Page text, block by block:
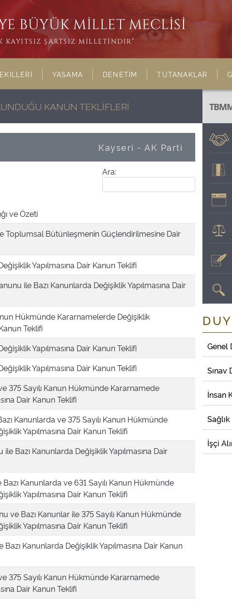
BÜYÜK MİLLET MECLİSİ
KAYITSIZ ŞARTSIZ MİLLETİNDİR”
YASAMA DENETİM TUTANAKLAR
KANUN TEKLİFLERİ
Kayseri - AK Parti
Ara:
ve Özeti
Toplumsal Bütünleşmenin Güçlendirilmesine Dair
Yapılmasına Dair Kanun Teklifi
ile Bazı Kanunlarda Değişiklik Yapılmasına Dair
Hükmünde Kararnamelerde Değişiklik
Teklifi
Yapılmasına Dair Kanun Teklifi
Yapılmasına Dair Kanun Teklifi
375 Sayılı Kanun Hükmünde Kararnamede
Dair Kanun Teklifi
Kanunlarda ve 375 Sayılı Kanun Hükmünde
Yapılmasına Dair Kanun Teklifi
Bazı Kanunlarda Değişiklik Yapılmasına Dair
Bazı Kanunlarda ve 631 Sayılı Kanun Hükmünde
Yapılmasına Dair Kanun Teklifi
ve Bazı Kanunlar ile 375 Sayılı Kanun Hükmünde
Yapılmasına Dair Kanun Teklifi
Bazı Kanunlarda Değişiklik Yapılmasına Dair Kanun
375 Sayılı Kanun Hükmünde Kararnamede
Dair Kanun Teklifi
Genel
Sınav
İnsan
İşçi